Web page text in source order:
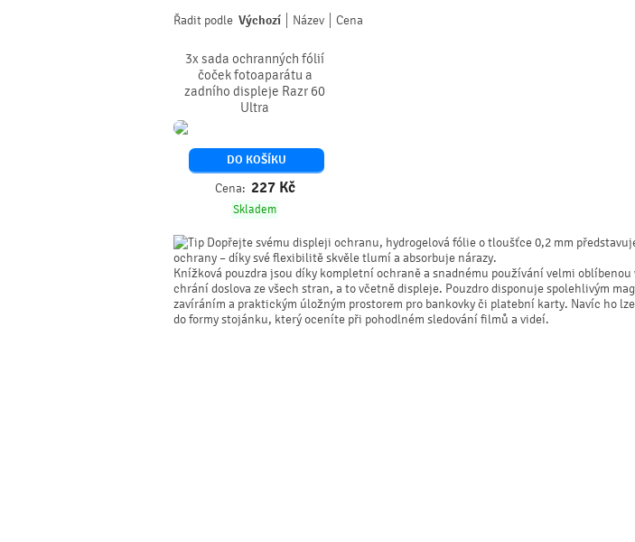
Řadit podle Výchozí Název Cena
3x sada ochranných fólií
čoček fotoaparátu a
zadního displeje Razr 60
Ultra
DO KOŠÍKU
Cena: 227 Kč
Skladem
Dopřejte svému displeji ochranu, hydrogelová fólie o tloušťce 0,2 mm
ochrany – díky své flexibilitě skvěle tlumí a absorbuje nárazy.
Knížková pouzdra jsou díky kompletní ochraně a snadnému používání velmi oblíbenou
chrání doslova ze všech stran, a to včetně displeje. Pouzdro disponuje spolehlivým
zavíráním a praktickým úložným prostorem pro bankovky či platební karty. Navíc ho
do formy stojánku, který oceníte při pohodlném sledování filmů a videí.